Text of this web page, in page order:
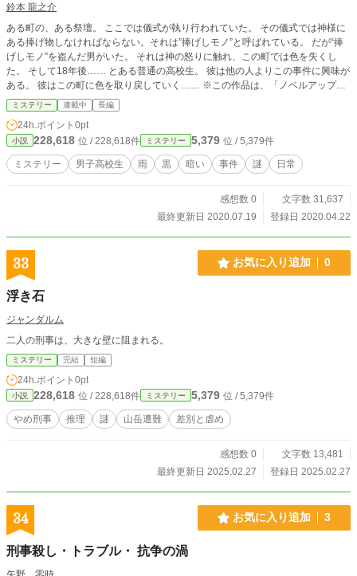
鈴本 龍之介
ある町の、ある祭壇。 ここでは儀式が執り行われていた。 その儀式では神様に
ある捧げ物しなければならない。それは”捧げしモノ”と呼ばれている。 だが“捧
げしモノ”を盗んだ男がいた。 それは神の怒りに触れ、この町では色を失くし
た。 そして18年後…… とある普通の高校生。 彼は他の人よりこの事件に興味が
ある。 彼はこの町に色を取り戻していく…… ※この作品は、「ノベルアッププ
ラス」「カクヨム」「エブリスタ」「小説家になろう」でも公開しています。
ミステリー 連載中 長編
24h.ポイント 0pt
小説 228,618 位 / 228,618件 ミステリー 5,379 位 / 5,379件
ミステリー 男子高校生 雨 黒 暗い 事件 謎 日常
感想数 0
文字数 31,637
最終更新日 2020.07.19
登録日 2020.04.22
33 お気に入り追加 0
浮き石
ジャンダルム
二人の刑事は、大きな壁に阻まれる。
ミステリー 完結 短編
24h.ポイント 0pt
小説 228,618 位 / 228,618件 ミステリー 5,379 位 / 5,379件
やめ刑事 推理 謎 山岳遭難 差別と虐め
感想数 0
文字数 13,481
最終更新日 2025.02.27
登録日 2025.02.27
34 お気に入り追加 3
刑事殺し・トラブル・ 抗争の渦